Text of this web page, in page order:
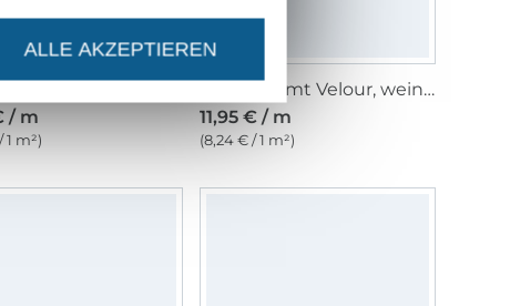
/ m
1 m²)
Stretchsamt Velour, weinrot
11,95 € / m
(8,24 € / 1 m²)
ALLE AKZEPTIEREN